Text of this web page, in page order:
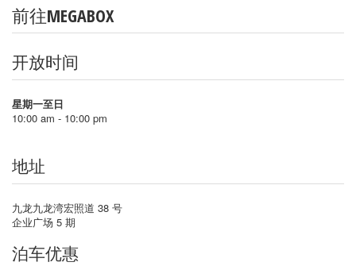
前往MEGABOX
开放时间
星期一至日
10:00 am - 10:00 pm
地址
九龙九龙湾宏照道 38 号
企业广场 5 期
泊车优惠